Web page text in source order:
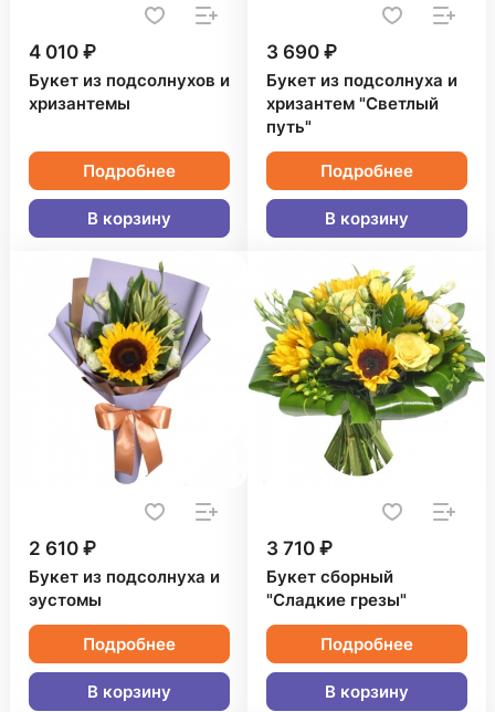
4 010 ₽
Букет из подсолнухов и
хризантемы
Подробнее
В корзину
3 690 ₽
Букет из подсолнуха и
хризантем "Светлый
путь"
Подробнее
В корзину
2 610 ₽
Букет из подсолнуха и
эустомы
Подробнее
В корзину
3 710 ₽
Букет сборный
"Сладкие грезы"
Подробнее
В корзину